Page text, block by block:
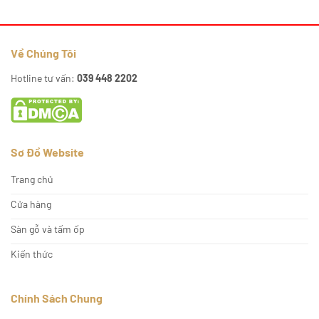
Về Chúng Tôi
Hotline tư vấn: 039 448 2202
Sơ Đồ Website
Trang chủ
Cửa hàng
Sàn gỗ và tấm ốp
Kiến thức
Chính Sách Chung